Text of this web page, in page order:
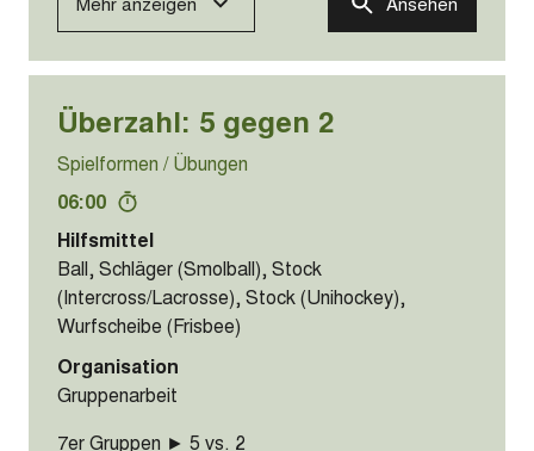
Überzahl: 3 gegen 1
Spielformen / Übungen
06:00
Hilfsmittel
Ball, Schläger (Smolball), Stock
(Intercross/Lacrosse), Stock (Unihockey),
Wurfscheibe (Frisbee)
Organisation
Gruppenarbeit